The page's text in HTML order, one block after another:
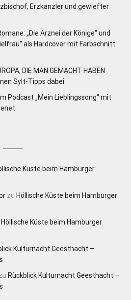
Erzkanzler und gewiefter
„Die Arznei der Könige“ und
als Hardcover mit Farbschnitt
DIE MAN GEMACHT HABEN
Sylt-Tipps dabei
Podcast „Mein Lieblingssong“ mit
Küste beim Hamburger
zu Höllische Küste beim Hamburger
Höllische Küste beim Hamburger
Kulturnacht Geesthacht –
Rückblick Kulturnacht Geesthacht –